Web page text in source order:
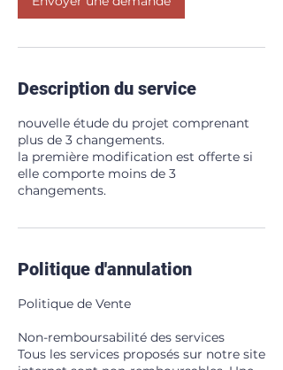
Description du service
nouvelle étude du projet comprenant
plus de 3 changements.
la première modification est offerte si
elle comporte moins de 3
changements.
Politique d'annulation
Politique de Vente
Non-remboursabilité des services
Tous les services proposés sur notre site